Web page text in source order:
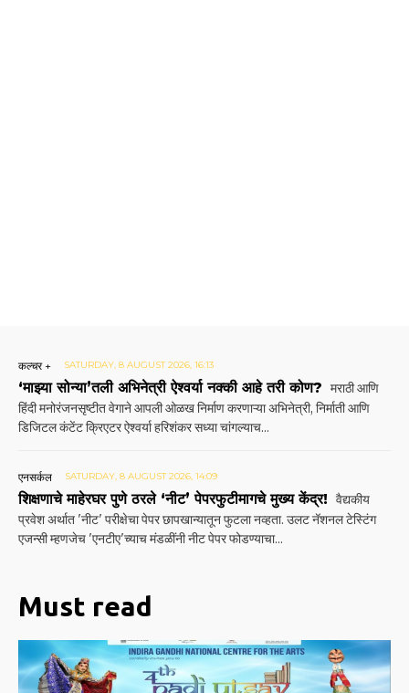
कल्चर + SATURDAY, 8 AUGUST 2026, 16:13
‘माझ्या सोन्या’तली अभिनेत्री ऐश्वर्या नक्की आहे तरी कोण? मराठी आणि
हिंदी मनोरंजनसृष्टीत वेगाने आपली ओळख निर्माण करणाऱ्या अभिनेत्री, निर्माती आणि
डिजिटल कंटेंट क्रिएटर ऐश्वर्या हरिशंकर सध्या चांगल्याच...
एनसर्कल SATURDAY, 8 AUGUST 2026, 14:09
शिक्षणाचे माहेरघर पुणे ठरले ‘नीट’ पेपरफुटीमागचे मुख्य केंद्र! वैद्यकीय
प्रवेश अर्थात 'नीट' परीक्षेचा पेपर छापखान्यातून फुटला नव्हता. उलट नॅशनल टेस्टिंग
एजन्सी म्हणजेच 'एनटीए'च्याच मंडळींनी नीट पेपर फोडण्याचा...
Must read